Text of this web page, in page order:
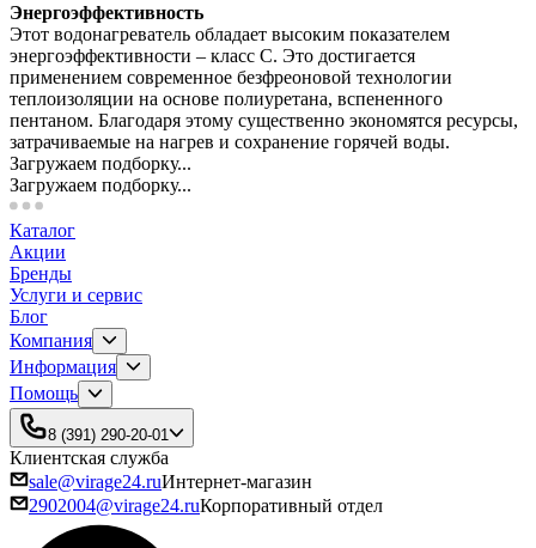
Энергоэффективность
Этот водонагреватель обладает высоким показателем
энергоэффективности – класс С. Это достигается
применением современное безфреоновой технологии
теплоизоляции на основе полиуретана, вспененного
пентаном. Благодаря этому существенно экономятся ресурсы,
затрачиваемые на нагрев и сохранение горячей воды.
Загружаем подборку...
Загружаем подборку...
Каталог
Акции
Бренды
Услуги и сервис
Блог
Компания
Информация
Помощь
8 (391) 290-20-01
Клиентская служба
sale@virage24.ruИнтернет-магазин
2902004@virage24.ruКорпоративный отдел